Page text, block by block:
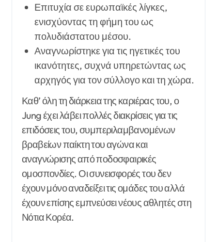
Επιτυχία σε ευρωπαϊκές λίγκες,
ενισχύοντας τη φήμη του ως
πολυδιάστατου μέσου.
Αναγνωρίστηκε για τις ηγετικές του
ικανότητες, συχνά υπηρετώντας ως
αρχηγός για τον σύλλογο και τη χώρα.
Καθ’ όλη τη διάρκεια της καριέρας του, ο
Jung έχει λάβει πολλές διακρίσεις για τις
επιδόσεις του, συμπεριλαμβανομένων
βραβείων παίκτη του αγώνα και
αναγνώρισης από ποδοσφαιρικές
ομοσπονδίες. Οι συνεισφορές του δεν
έχουν μόνο αναδείξει τις ομάδες του αλλά
έχουν επίσης εμπνεύσει νέους αθλητές στη
Νότια Κορέα.